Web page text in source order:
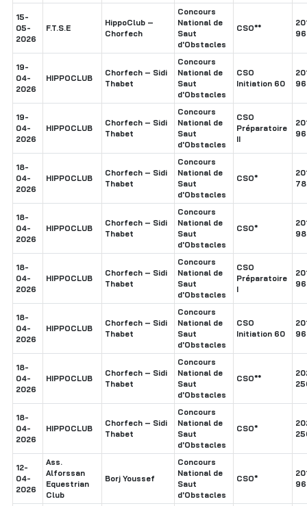
15-
05-
2026
F.T.S.E
HippoClub –
Chorfech
Concours
National de
Saut
d'Obstacles
CSO**
19-
04-
2026
HIPPOCLUB
Chorfech – Sidi
Thabet
Concours
National de
Saut
d'Obstacles
CSO
Initiation 60
19-
04-
2026
HIPPOCLUB
Chorfech – Sidi
Thabet
Concours
National de
Saut
d'Obstacles
CSO
Préparatoire
II
18-
04-
2026
HIPPOCLUB
Chorfech – Sidi
Thabet
Concours
National de
Saut
d'Obstacles
CSO*
18-
04-
2026
HIPPOCLUB
Chorfech – Sidi
Thabet
Concours
National de
Saut
d'Obstacles
CSO*
18-
04-
2026
HIPPOCLUB
Chorfech – Sidi
Thabet
Concours
National de
Saut
d'Obstacles
CSO
Préparatoire
I
18-
04-
2026
HIPPOCLUB
Chorfech – Sidi
Thabet
Concours
National de
Saut
d'Obstacles
CSO
Initiation 60
18-
04-
2026
HIPPOCLUB
Chorfech – Sidi
Thabet
Concours
National de
Saut
d'Obstacles
CSO**
18-
04-
2026
HIPPOCLUB
Chorfech – Sidi
Thabet
Concours
National de
Saut
d'Obstacles
CSO*
12-
04-
2026
Ass.
Alforssan
Equestrian
Club
Borj Youssef
Concours
National de
Saut
d'Obstacles
CSO*